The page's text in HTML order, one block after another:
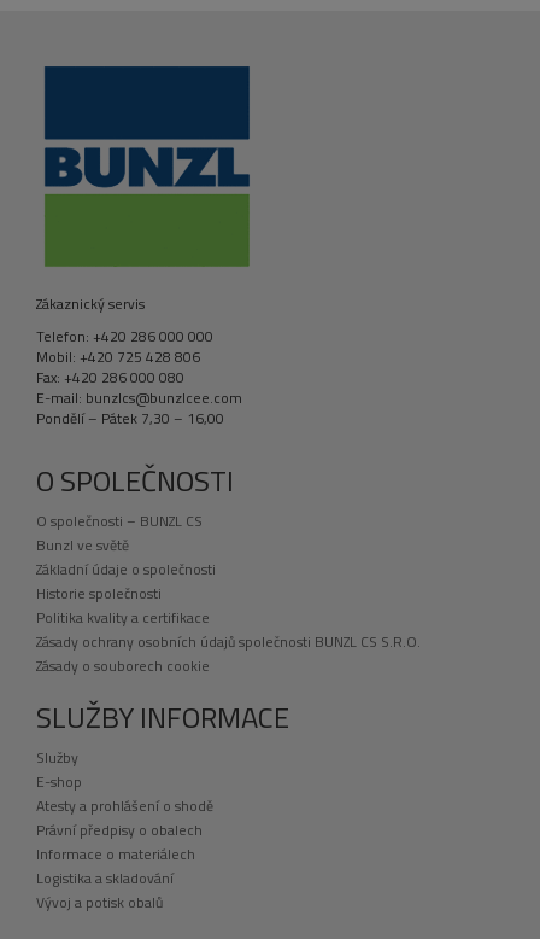
Zákaznický servis
Telefon: +420 286 000 000
Mobil: +420 725 428 806
Fax: +420 286 000 080
E-mail: bunzlcs@bunzlcee.com
Pondělí – Pátek 7,30 – 16,00
O SPOLEČNOSTI
O společnosti – BUNZL CS
Bunzl ve světě
Základní údaje o společnosti
Historie společnosti
Politika kvality a certifikace
Zásady ochrany osobních údajů společnosti BUNZL CS S.R.O.
Zásady o souborech cookie
SLUŽBY INFORMACE
Služby
E-shop
Atesty a prohlášení o shodě
Právní předpisy o obalech
Informace o materiálech
Logistika a skladování
Vývoj a potisk obalů